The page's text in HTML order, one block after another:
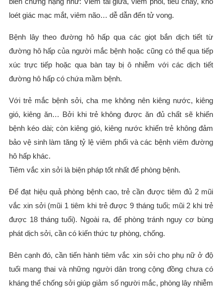
loét giác mạc mắt, viêm não… dễ dẫn đến tử vong.
Bệnh lây theo đường hô hấp qua các giọt bắn dịch tiết từ
đường hô hấp của người mắc bệnh hoặc cũng có thể qua tiếp
xúc trực tiếp hoặc qua bàn tay bị ô nhiễm với các dịch tiết
đường hô hấp có chứa mầm bệnh.
Với trẻ mắc bệnh sởi, cha mẹ không nên kiêng nước, kiêng
gió, kiêng ăn… Bởi khi trẻ không được ăn đủ chất sẽ khiến
bệnh kéo dài; còn kiêng gió, kiêng nước khiến trẻ không đảm
bảo vệ sinh làm tăng tỷ lệ viêm phổi và các bệnh viêm đường
hô hấp khác.
Tiêm vắc xin sởi là biện pháp tốt nhất để phòng bệnh.
Để đạt hiệu quả phòng bệnh cao, trẻ cần được tiêm đủ 2 mũi
vắc xin sởi (mũi 1 tiêm khi trẻ được 9 tháng tuổi; mũi 2 khi trẻ
được 18 tháng tuổi). Ngoài ra, để phòng tránh nguy cơ bùng
phát dịch sởi, cần có kiến thức tự phòng, chống.
Bên cạnh đó, cần tiến hành tiêm vắc xin sởi cho phụ nữ ở độ
tuổi mang thai và những người dân trong cộng đồng chưa có
kháng thể chống sởi giúp giảm số người mắc, phòng lây nhiễm